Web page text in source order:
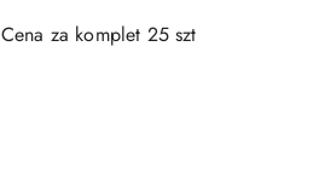
Cena za komplet 25 szt